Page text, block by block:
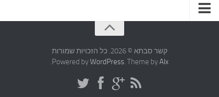
קשר סבתא © 2026. כל הזכויות שמורות
Powered byWordPress. Theme byAlx
.